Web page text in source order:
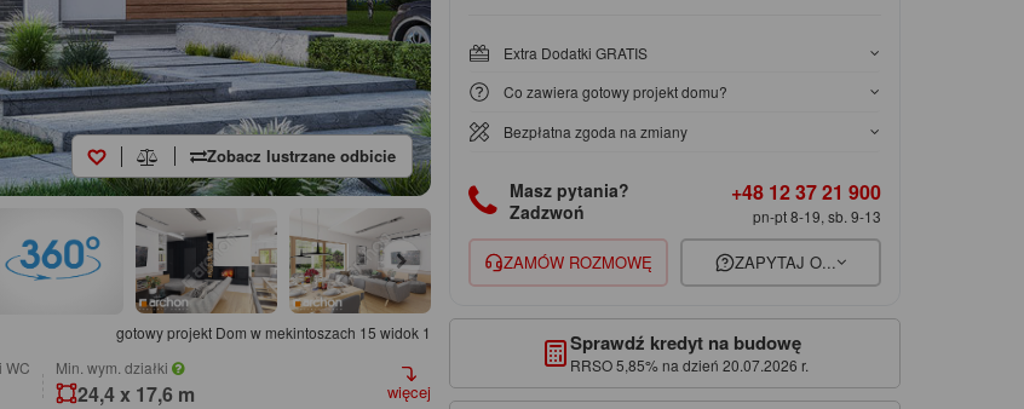
Zobacz lustrzane odbicie
gotowy projekt Dom w mekintoszach 15 widok 1
WC Min. wym. działki
24,4 x 17,6 m więcej
Extra Dodatki GRATIS
Co zawiera gotowy projekt domu?
Bezpłatna zgoda na zmiany
Masz pytania?
Zadzwoń
+48 12 37 21 900
pn-pt 8-19, sb. 9-13
ZAMÓW ROZMOWĘ ZAPYTAJ O...
Sprawdź kredyt na budowę
RRSO 5,85% na dzień 20.07.2026 r.